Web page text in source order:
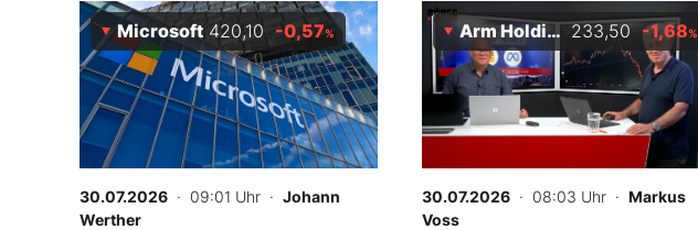
Microsoft 420,10 -0,57%
30.07.2026 · 09:01 Uhr · Johann
Werther
Arm Holdings 233,50 -1,68%
30.07.2026 · 08:03 Uhr · Markus
Voss